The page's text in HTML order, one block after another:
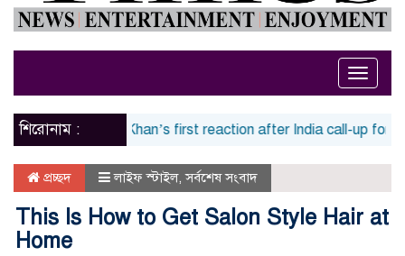
Toggle
শিরোনাম :
Sarfaraz Khan’s first reaction after India call-up for Sri
প্রচ্ছদ লাইফ স্টাইল,সর্বশেষ সংবাদ
This Is How to Get Salon Style Hair at
Home